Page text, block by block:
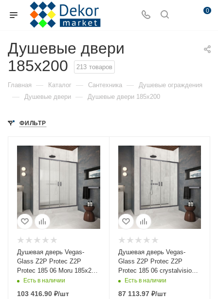
0
Душевые двери
185x200
213 товаров
Главная — Каталог — Сантехника — Душевые ограждения
— Душевые двери — Душевые двери 185x200
ФИЛЬТР
Душевая дверь Vegas-
Glass Z2P Protec Z2P
Protec 185 06 Moru 185х200
стекло рифленое профиль
Есть в наличии
103 416.90 ₽/шт
Душевая дверь Vegas-
Glass Z2P Protec Z2P
Protec 185 06 crystalvision
185х200 стекло прозрачное
Есть в наличии
87 113.97₽/шт